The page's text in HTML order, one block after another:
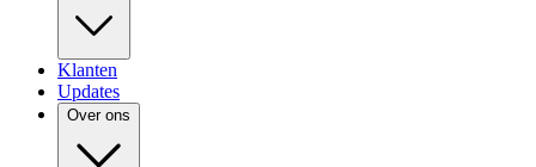
Klanten
Updates
Over ons